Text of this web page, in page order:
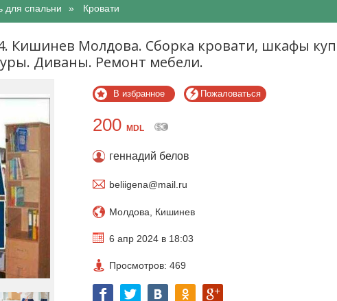
для спальни Кровати
Кишинев Молдова. Сборка кровати, шкафы
Диваны. Ремонт мебели.
В избранное Пожаловаться
200 MDL
геннадий белов
beliigena@mail.ru
Молдова, Кишинев
6 апр 2024 в 18:03
Просмотров: 469